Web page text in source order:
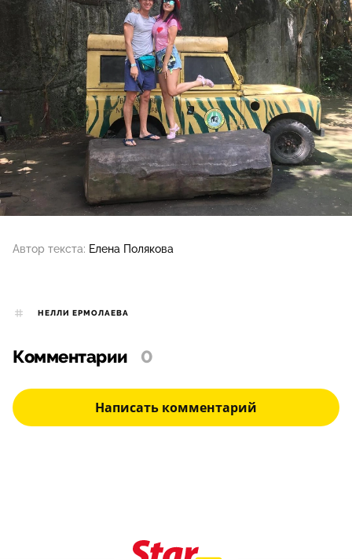
Автор текста: Елена Полякова
НЕЛЛИ ЕРМОЛАЕВА
Комментарии 0
Написать комментарий